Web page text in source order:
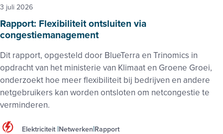
Rapport: Flexibiliteit ontsluiten via
congestiemanagement
Dit rapport, opgesteld door BlueTerra en Trinomics in
opdracht van het ministerie van Klimaat en Groene Groei,
onderzoekt hoe meer flexibiliteit bij bedrijven en andere
netgebruikers kan worden ontsloten om netcongestie te
verminderen.
3 juli 2026
Elektriciteit Netwerken Rapport